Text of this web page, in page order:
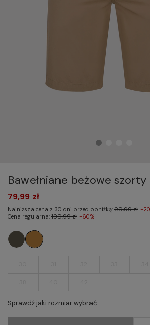
Bawełniane beżowe szorty
Sprawdź jaki rozmiar wybrać
79,99 zł
Najniższa cena z 30 dni przed obniżką: 99,99 zł -
Cena regularna: 199,99 zł -60%